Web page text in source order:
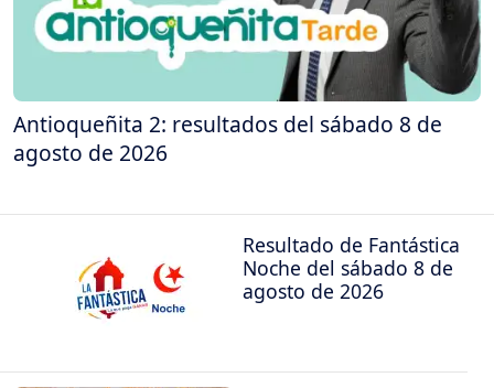
Antioqueñita 2: resultados del sábado 8 de
agosto de 2026
Resultado de Fantástica
Noche del sábado 8 de
agosto de 2026